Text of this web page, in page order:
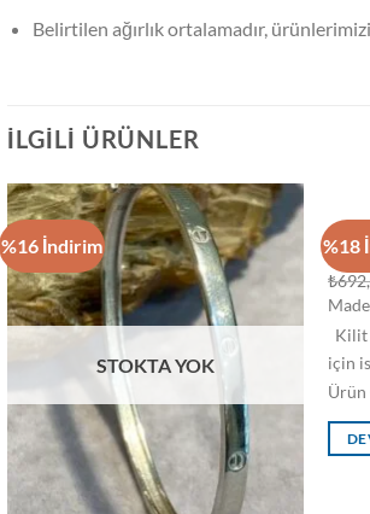
Belirtilen ağırlık ortalamadır,
İLGILI ÜRÜNLER
%16 İndirim
STOKTA YOK
%18
İnce
₺
Kilit
için
Ürün